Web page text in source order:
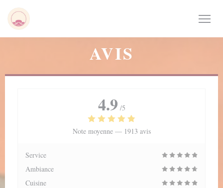
AVIS
4.9 /5
Note moyenne — 1913 avis
Service
Ambiance
Cuisine